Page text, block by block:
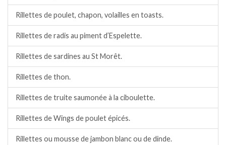
Rillettes de poulet, chapon, volailles en toasts.
Rillettes de radis au piment d’Espelette.
Rillettes de sardines au St Morêt.
Rillettes de thon.
Rillettes de truite saumonée à la ciboulette.
Rillettes de Wings de poulet épicés.
Rillettes ou mousse de jambon blanc ou de dinde.